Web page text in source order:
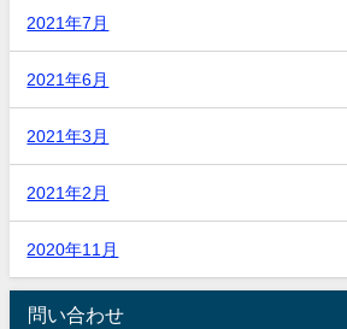
2021年7月
2021年6月
2021年3月
2021年2月
2020年11月
問い合わせ